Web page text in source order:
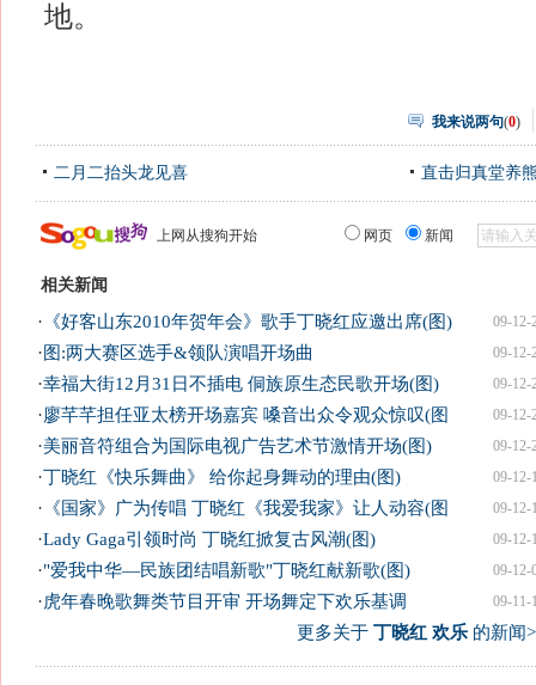
地。
我来说两句(0)
二月二抬头龙见喜 直击归真堂养
上网从搜狗开始 网页 新闻
相关新闻
09-12-
· 《好客山东2010年贺年会》歌手丁晓红应邀出席(图)
09-12-
· 图:两大赛区选手&领队演唱开场曲
09-12-
·幸福大街12月31日不插电 侗族原生态民歌开场(图)
09-12-
·廖芊芊担任亚太榜开场嘉宾 嗓音出众令观众惊叹(图
09-12-
·美丽音符组合为国际电视广告艺术节激情开场(图)
09-12-
·丁晓红《快乐舞曲》 给你起身舞动的理由(图)
09-12-
· 《国家》广为传唱 丁晓红《我爱我家》让人动容(图
09-12-
·Lady Gaga引领时尚 丁晓红掀复古风潮(图)
09-12-
·"爱我中华—民族团结唱新歌"丁晓红献新歌(图)
09-11-
·虎年春晚歌舞类节目开审 开场舞定下欢乐基调
更多关于 丁晓红 欢乐的新闻